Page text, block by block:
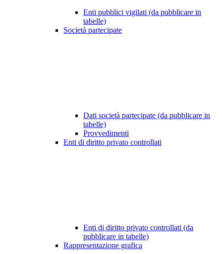
Enti pubblici vigilati (da pubblicare in
tabelle)
Società partecipate
Dati società partecipate (da pubblicare in
tabelle)
Provvedimenti
Enti di diritto privato controllati
Enti di diritto privato controllati (da
pubblicare in tabelle)
Rappresentazione grafica